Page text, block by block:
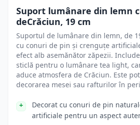
Suport lumânare din lemn
deCrăciun, 19 cm
Suportul de lumânare din lemn, de
cu conuri de pin și crenguțe
efect alb asemănător zăpezii.
sticlă pentru o lumânare tea light,
aduce atmosfera de Crăciun. Este
decorarea mesei sau rafturilor în
Decorat cu conuri de pin
artificiale pentru un aspect